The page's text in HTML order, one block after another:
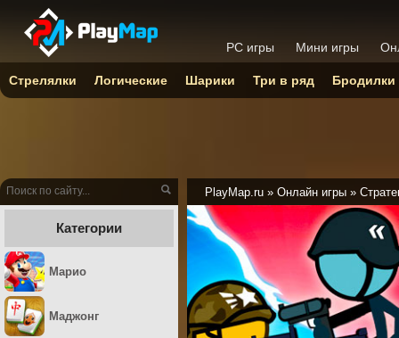
PlayMap.ru » Онлайн игры »
Категории
Марио
Маджонг
PC игры Мини игры
Стрелялки Логические Шарики Три в ряд Бродилки